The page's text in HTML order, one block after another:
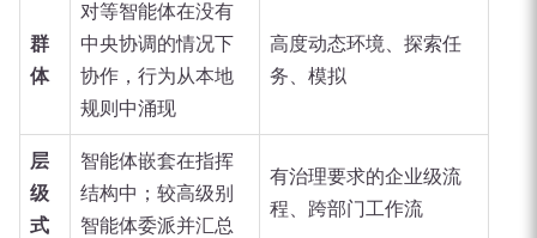
群
体
对等智能体在没有
中央协调的情况下
协作，行为从本地
规则中涌现
高度动态环境、探索任
务、模拟
层
级
式
智能体嵌套在指挥
结构中；较高级别
智能体委派并汇总
有治理要求的企业级流
程、跨部门工作流